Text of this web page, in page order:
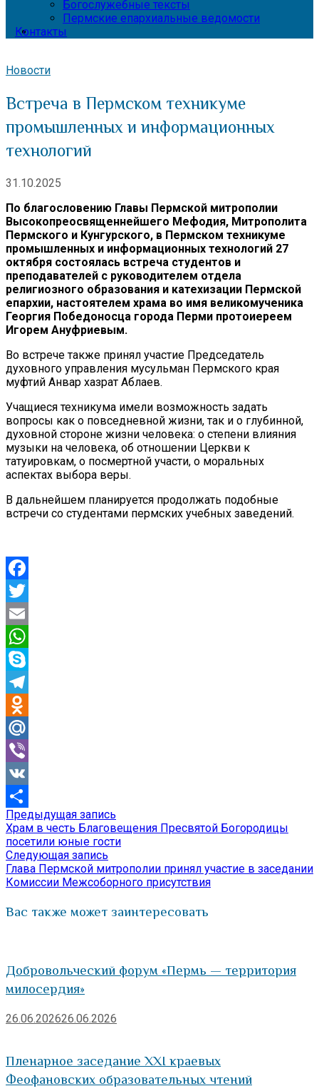
Богослужебные тексты
Пермские епархиальные ведомости
Контакты
Новости
Встреча в Пермском техникуме
промышленных и информационных
технологий
31.10.2025
По благословению Главы Пермской митрополии
Высокопреосвященнейшего Мефодия, Митрополита
Пермского и Кунгурского, в Пермском техникуме
промышленных и информационных технологий 27
октября состоялась встреча студентов и
преподавателей с руководителем отдела
религиозного образования и катехизации Пермской
епархии, настоятелем храма во имя великомученика
Георгия Победоносца города Перми протоиереем
Игорем Ануфриевым.
Во встрече также принял участие Председатель
духовного управления мусульман Пермского края
муфтий Анвар хазрат Аблаев.
Учащиеся техникума имели возможность задать
вопросы как о повседневной жизни, так и о глубинной,
духовной стороне жизни человека: о степени влияния
музыки на человека, об отношении Церкви к
татуировкам, о посмертной участи, о моральных
аспектах выбора веры.
В дальнейшем планируется продолжать подобные
встречи со студентами пермских учебных заведений.
Facebook
Twitter
Email
WhatsApp
Skype
Telegram
Odnoklassniki
Mail.Ru
Viber
VK
Отправить
Навигация
по
записям
Предыдущая запись
запись:
Храм в честь Благовещения Пресвятой Богородицы
посетили юные гости
Следующая запись
запись:
Глава Пермской митрополии принял участие в заседании
Комиссии Межсоборного присутствия
Вас также может заинтересовать
Добровольческий форум «Пермь — территория
милосердия»
26.06.202626.06.2026
Пленарное заседание XXI краевых
Феофановских образовательных чтений